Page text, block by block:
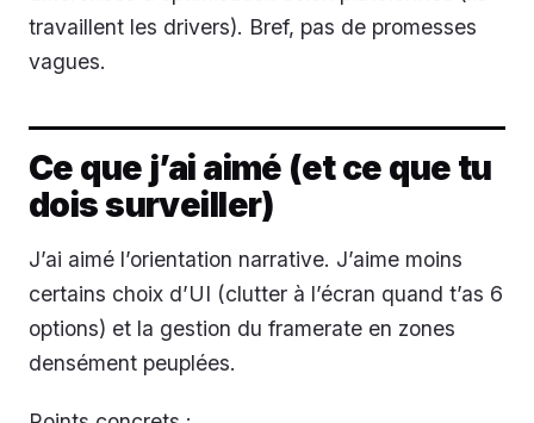
travaillent les drivers). Bref, pas de promesses
vagues.
Ce que j’ai aimé (et ce que tu
dois surveiller)
J’ai aimé l’orientation narrative. J’aime moins
certains choix d’UI (clutter à l’écran quand t’as 6
options) et la gestion du framerate en zones
densément peuplées.